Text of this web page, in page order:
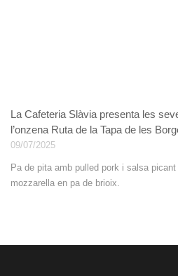
La Cafeteria Slàvia presenta les
l’onzena Ruta de la Tapa de les
09/07/2025
Pa de pita amb pulled pork i salsa
mozzarella en pa de brioix.